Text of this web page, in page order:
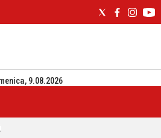
9.08.2026